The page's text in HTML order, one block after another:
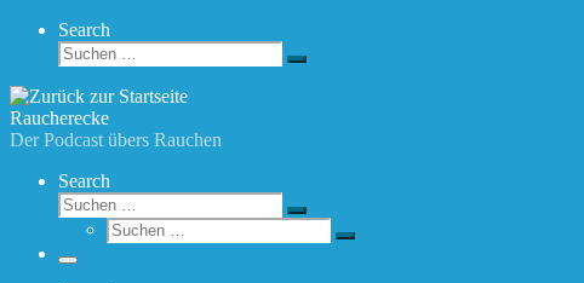
Search
Suche
Suchen …
Raucherecke
Der Podcast übers Rauchen
Search
Suche
Suchen …
Suche
Suchen …
Menü